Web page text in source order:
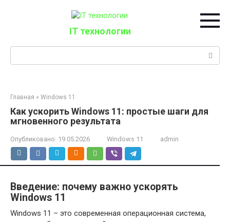
IT технологии
Главная » Windows 11
Как ускорить Windows 11: простые шаги для
мгновенного результата
Опубликовано: 19.05.2026 Windows 11 admin
Введение: почему важно ускорять
Windows 11
Windows 11 – это современная операционная система,